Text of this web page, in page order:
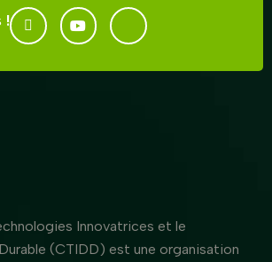
!
Innovatrices et le
(CTIDD) est une organisation